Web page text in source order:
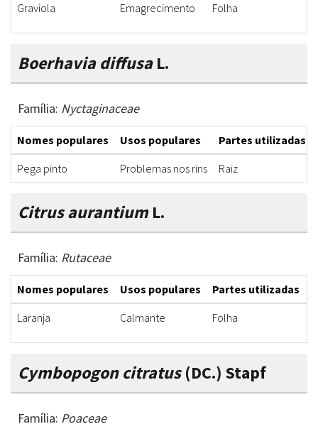
Graviola
Emagrecimento Folha
Boerhavia diffusaL.
Família: Nyctaginaceae
Nomes populares Usos populares Partes utilizadas
Pega pinto
Problemas nos rins Raiz
Citrus aurantiumL.
Família: Rutaceae
Nomes populares Usos populares Partes utilizadas
Laranja
Calmante Folha
Cymbopogon citratus(DC.) Stapf
Família: Poaceae